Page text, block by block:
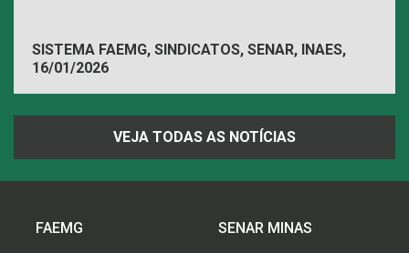
SISTEMA FAEMG, SINDICATOS, SENAR, INAES,
FAEMG
16/01/2026
VEJA TODAS AS NOTÍCIAS
FAEMG SENAR MINAS